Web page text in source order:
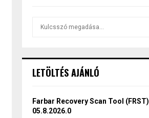
h
o
r
LETÖLTÉS AJÁNLÓ
Farbar Recovery Scan Tool (FRST)
05.8.2026.0